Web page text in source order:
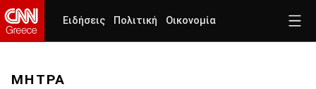
Ειδήσεις Πολιτική Οικονομία
ΜΗΤΡΑ